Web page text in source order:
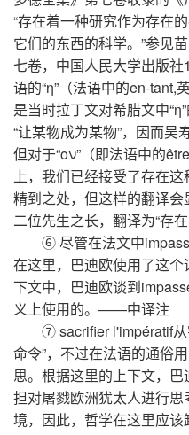
“存在着一种研究作为存在
它们的东西的科学。”参见
七卷，中国人民大学出版
语的“η”（法语中的en-tant,
是当时拉丁文对希腊文中
“让某物成为某物”，因而吴
但对于“ον”（即法语中的
上，我们已经接受了存在
精到之处，但这样的翻译
二位先生之长，翻译为“存
⑥ 尽管在法文中
在这里，巴迪欧使用了这
下文中，巴迪欧谈到
义上使用的。——中译注
⑦ sacrifier l'impératif
命令”，不过在法语的通俗
思。根据这里的上下文，
担对屠戮欧洲犹太人进行
境，因此，哲学在这里应